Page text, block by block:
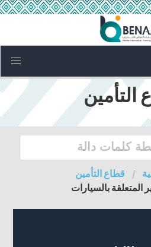
التأمين
قطاع التأمين
المتعلقة بالسيارات